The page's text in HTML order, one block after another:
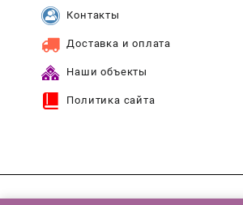
Контакты
Доставка и оплата
Наши объекты
Политика сайта